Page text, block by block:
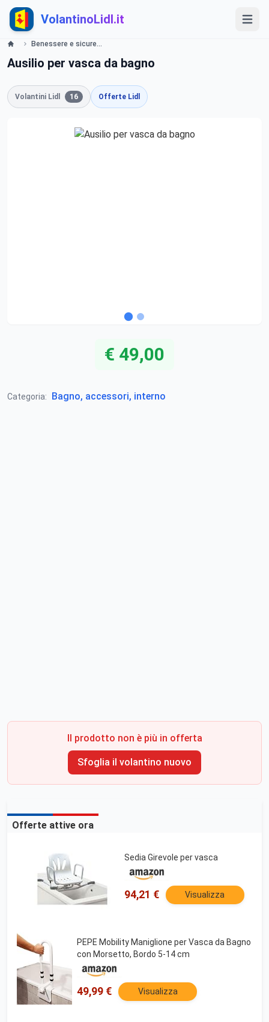
VolantinoLidl.it
Benessere e sicurezza a tutte le età Lidl
Ausilio per vasca da bagno
Volantini Lidl 16 Offerte Lidl
€ 49,00
Categoria: Bagno, accessori, interno
Il prodotto non è più in offerta
Sfoglia il volantino nuovo
Offerte attive ora
Sedia Girevole per vasca
94,21 € Visualizza
PEPE Mobility Maniglione per Vasca da Bagno
con Morsetto, Bordo 5-14 cm
49,99 € Visualizza